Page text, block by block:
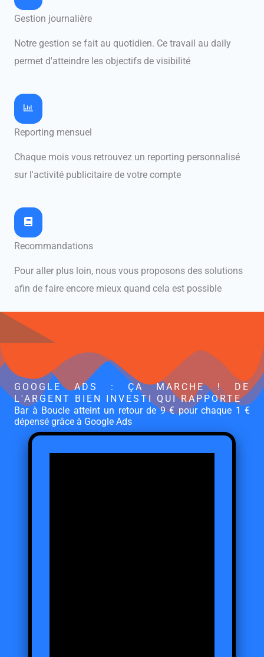
Gestion journalière
Notre gestion se fait au quotidien. Ce travail au daily
permet d'atteindre les objectifs de visibilité
Reporting mensuel
Chaque mois vous retrouvez un reporting personnalisé
sur l'activité publicitaire de votre compte
Recommandations
Pour aller plus loin, nous vous proposons des solutions
afin de faire encore mieux quand cela est possible
GOOGLE ADS : ÇA MARCHE ! DE
L'ARGENT BIEN INVESTI QUI RAPPORTE
Bar à Boucle atteint un retour de 9 € pour chaque 1 €
dépensé grâce à Google Ads